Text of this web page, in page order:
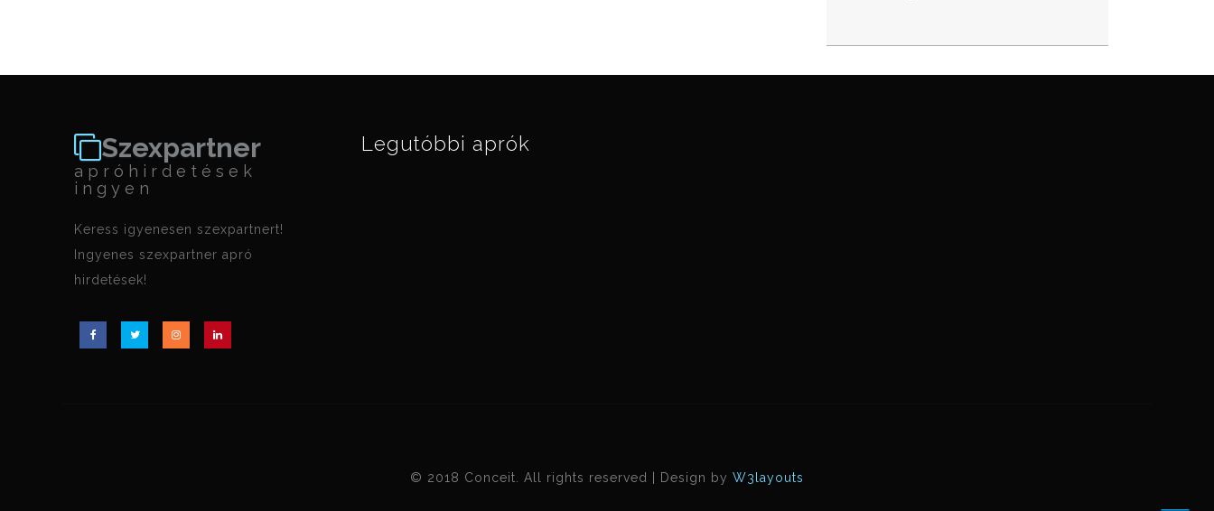
Szexpartner
apróhirdetések
ingyen
Keress igyenesen szexpartnert!
Ingyenes szexpartner apró
hirdetések!
Legutóbbi aprók
© 2018 Conceit. All rights reserved | Design by W3layouts